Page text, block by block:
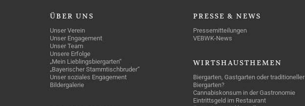
ÜBER UNS
Unser Verein
Unser Engagement
Unser Team
Unsere Erfolge
„Mein Lieblingsbiergarten“
„Bayerischer Stammtischbruder“
Unser soziales Engagement
Bildergalerie
PRESSE & NEWS
Pressemitteilungen
VEBWK-News
WIRTSHAUSTHEMEN
Biergarten, Gastgarten oder traditioneller
Biergarten?
Cannabiskonsum in der Gastronomie
Eintrittsgeld im Restaurant